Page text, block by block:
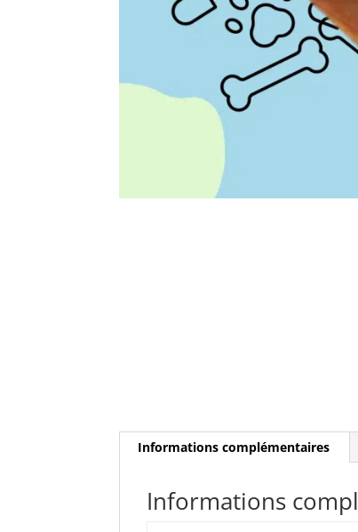
Informations complémentaires
Informations